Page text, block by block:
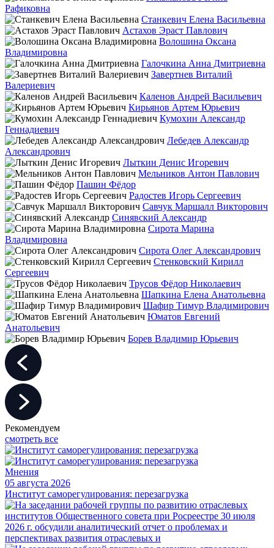
Рафиковна
Станкевич Елена Васильевна
Астахов Эраст Павлович
Волошина Оксана
Владимировна
Галочкина Анна Дмитриевна
Завертнев Виталий
Валериевич
Каленов Андрей Васильевич
Кирьянов Артем Юрьевич
Кумохин Александр
Геннадиевич
Лебедев Александр
Александрович
Лыткин Денис Игоревич
Мельников Антон Павлович
Пашин Фёдор
Радостев Игорь Сергеевич
Савчук Маршалл Викторович
Синявский Александр
Сирота Марина
Владимировна
Сирота Олег Александрович
Стенковский Кирилл
Сергеевич
Трусов Фёдор Николаевич
Шапкина Елена Анатольевна
Шафир Тимур Владимирович
Юматов Евгений
Анатольевич
Борев Владимир Юрьевич
Рекомендуем
смотреть все
Мнения
05 августа 2026
Институт саморегулирования: перезагрузка